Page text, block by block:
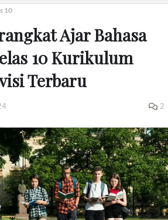
10
Ajar Bahasa
10 Kurikulum
Terbaru
2